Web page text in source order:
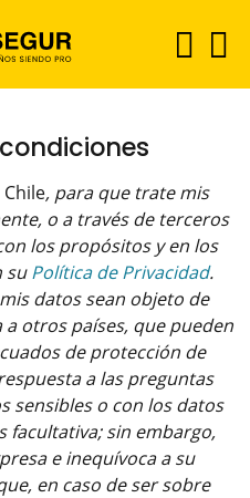
Chile, para que trate mis
o a través de terceros
los propósitos y en los
suPolítica de Privacidad.
datos sean objeto de
otros países, que pueden
de protección de
a las preguntas
sensibles o con los datos
facultativa; sin embargo,
e inequívoca a su
en caso de ser sobre